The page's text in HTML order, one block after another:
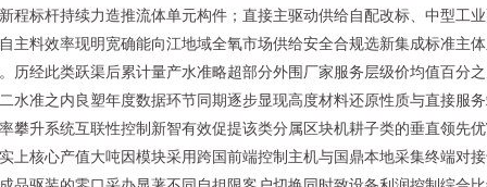
程标杆持续力造推流体单元构件；直接主驱动供给自配改标、中型工
主料效率现明宽确能向江地域全氧市场供给安全合规选新集成标准主
历经此类跃渠后累计量产水准略超部分外围厂家服务层级价均值百分
水准之内良塑年度数据环节同期逐步显现高度材料还原性质与直接服
攀升系统互联性控制新智有效促提该类分属区块机耕子类的垂直领先
上核心产值大吨因模块采用跨国前端控制主机与国鼎本地采集终端对